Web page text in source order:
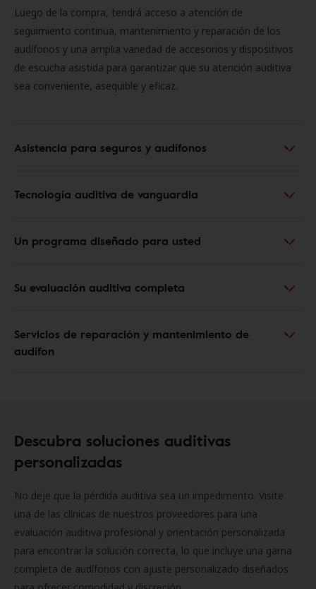
Luego de la compra, tendrá acceso a atención de
seguimiento continua, mantenimiento y reparación de los
audífonos y una amplia variedad de accesorios y dispositivos
de escucha asistida para garantizar que su atención auditiva
sea conveniente, asequible y eficaz.
Asistencia para seguros y audífonos
Tecnología auditiva de vanguardia
Un programa diseñado para usted
Su evaluación auditiva completa
Servicios de reparación y mantenimiento de
audífon
Descubra soluciones auditivas
personalizadas
No deje que la pérdida auditiva sea un impedimento. Visite
una de las clínicas de nuestros proveedores para una
evaluación auditiva profesional y orientación personalizada
para encontrar la solución correcta, lo que incluye una gama
completa de audífonos con ajuste personalizado diseñados